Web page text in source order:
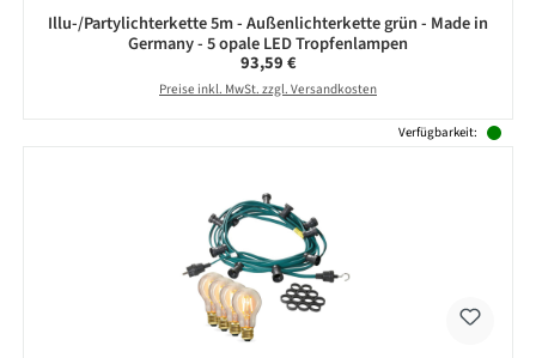
Illu-/Partylichterkette 5m - Außenlichterkette grün - Made in
Germany - 5 opale LED Tropfenlampen
Regulärer Preis:
93,59 €
Preise inkl. MwSt. zzgl. Versandkosten
Verfügbarkeit: